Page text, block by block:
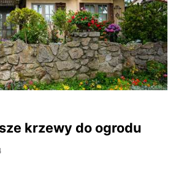
krzewy do ogrodu